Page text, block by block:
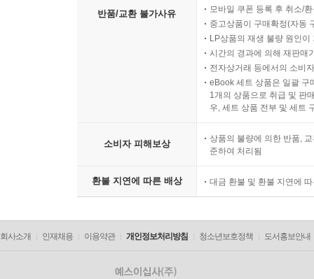
반품/교환 불가사유
모바일 쿠폰 등록 후 취소/
중고상품이 구매확정(자동
LP상품의 재생 불량 원인
시간의 경과에 의해 재판매
전자상거래 등에서의 소비
eBook 세트 상품은 일괄 구
1개의 상품으로 취급 및 판
우, 세트 상품 전부 및 세트
소비자 피해보상
상품의 불량에 의한 반품,
준하여 처리됨
환불 지연에 따른 배상 대금 환불 및 환불 지연에
회사소개 인재채용 이용약관 개인정보처리방침 청소년보호정책 도서홍보안내